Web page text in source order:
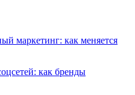
маркетинг: как меняется
как бренды